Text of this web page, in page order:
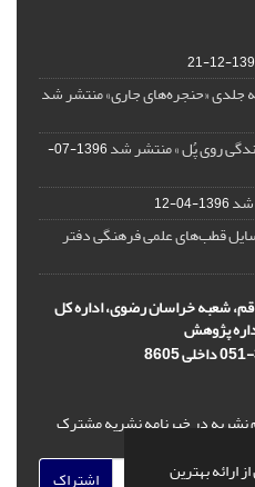
ارائه بهترین
1396-
جلدی «حنجره‌های جاری» منتشر شد
روی پُل » منتشر شد
1396-07-
شد1396-04-12
قطب‌های علمی فرهنگی دفتر
قم، شعبه خراسان رضوی، اداره کل
پژوهش
نشریه در خبرنامه نشریه مشترک
اشتراک